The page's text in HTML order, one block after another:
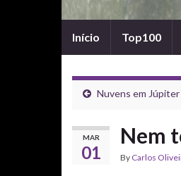
Início Top100
Nuvens em Júpiter
MAR
01
Nem
By Carlos